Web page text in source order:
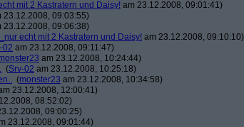
mit 2 Kastratern und Daisy! am 23.12.2008, 09:01:41)
23.12.2008, 09:03:55)
23.12.2008, 09:06:38)
echt mit 2 Kastratern und Daisy! am 23.12.2008, 09:10:10)
02 am 23.12.2008, 09:11:47)
am 23.12.2008, 10:24:44)
(Srv-02 am 23.12.2008, 10:25:18)
(monster23 am 23.12.2008, 10:34:58)
23.12.2008, 12:00:41)
08:52:02)
09:00:25)
23.12.2008, 09:01:44)